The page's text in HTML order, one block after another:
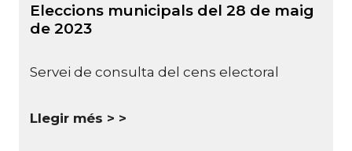
Eleccions municipals del 28 de maig
de 2023
Servei de consulta del cens electoral
Llegir més >